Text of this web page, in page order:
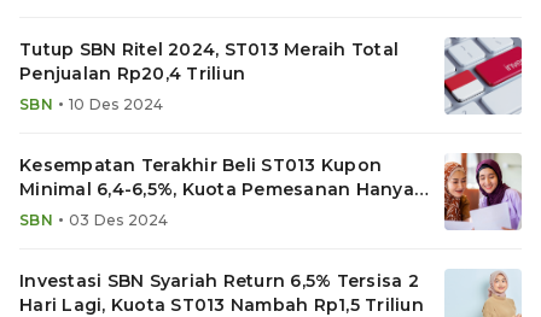
Tutup SBN Ritel 2024, ST013 Meraih Total
Penjualan Rp20,4 Triliun
SBN • 10 Des 2024
Kesempatan Terakhir Beli ST013 Kupon
Minimal 6,4-6,5%, Kuota Pemesanan Hanya
Sisa Rp1,3 Triliun
SBN • 03 Des 2024
Investasi SBN Syariah Return 6,5% Tersisa 2
Hari Lagi, Kuota ST013 Nambah Rp1,5 Triliun